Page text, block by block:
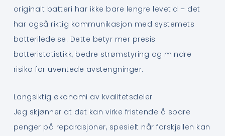
originalt batteri har ikke bare lengre levetid – det
har også riktig kommunikasjon med systemets
batteriledelse. Dette betyr mer presis
batteristatistikk, bedre strømstyring og mindre
risiko for uventede avstengninger.
Langsiktig økonomi av kvalitetsdeler
Jeg skjønner at det kan virke fristende å spare
penger på reparasjoner, spesielt når forskjellen kan